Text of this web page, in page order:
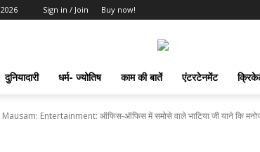
Sign in / Join Buy now!
दुनियादारी धर्म- ज्योतिष काम की बातें एंटरटेनमेंट
Mausam: Entertainment: ऑफिस-ऑफिस में समोसे वाले भाटिया जी याने कि मनोज